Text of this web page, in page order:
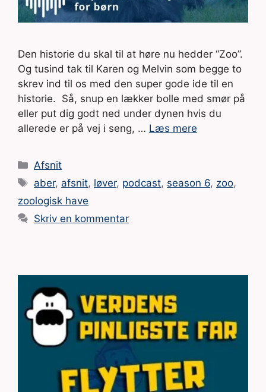
Den historie du skal til at høre nu hedder “Zoo”.
Og tusind tak til Karen og Melvin som begge to
skrev ind til os med den super gode ide til en
historie. Så, snup en lækker bolle med smør på
eller put dig godt ned under dynen hvis du
allerede er på vej i seng, … Læs mere
Kategorier
Afsnit
Tags
aber, afsnit, løver, podcast, season 6, zoo,
zoologisk have
Skriv en kommentar